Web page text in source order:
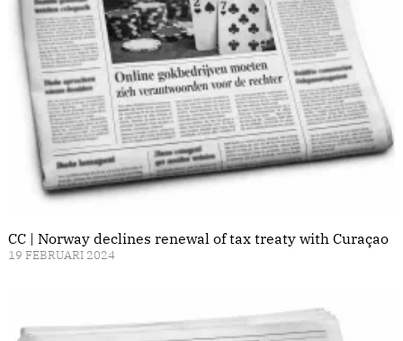
CC | Norway declines renewal of tax treaty with Curaçao
19 FEBRUARI 2024